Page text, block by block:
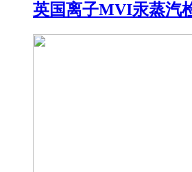
英国离子MVI汞蒸汽